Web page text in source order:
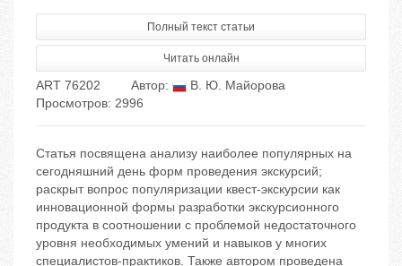
Полный текст статьи
Читать онлайн
ART 76202 Автор:
В. Ю. Майорова
Просмотров: 2996
Статья посвящена анализу наиболее популярных на
сегодняшний день форм проведения экскурсий;
раскрыт вопрос популяризации квест-экскурсии как
инновационной формы разработки экскурсионного
продукта в соотношении с проблемой недостаточного
уровня необходимых умений и навыков у многих
специалистов-практиков. Также автором проведена